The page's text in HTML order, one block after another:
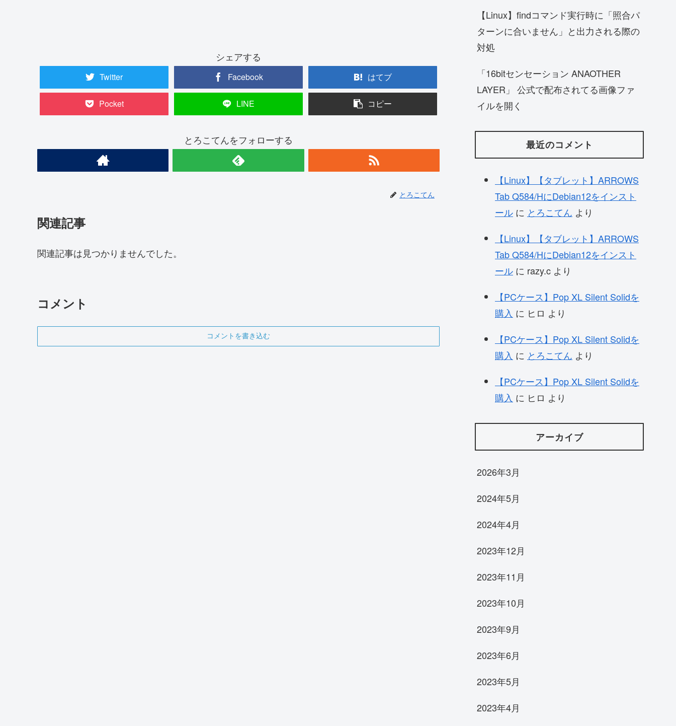
シェアする
Twitter Facebook はてブ
Pocket LINE コピー
とろこてんをフォローする
とろこてん
関連記事
関連記事は見つかりませんでした。
コメント
コメントを書き込む
【Linux】findコマンド実行時に「照合パ
ターンに合いません」と出力される際の
対処
「16bitセンセーション ANAOTHER
LAYER」 公式で配布されてる画像ファ
イルを開く
最近のコメント
【Linux】【タブレット】ARROWS
Tab Q584/HにDebian12をインスト
ール に とろこてん より
【Linux】【タブレット】ARROWS
Tab Q584/HにDebian12をインスト
ール に razy.c より
【PCケース】Pop XL Silent Solidを
購入 に ヒロ より
【PCケース】Pop XL Silent Solidを
購入 に とろこてん より
【PCケース】Pop XL Silent Solidを
購入 に ヒロ より
アーカイブ
2026年3月
2024年5月
2024年4月
2023年12月
2023年11月
2023年10月
2023年9月
2023年6月
2023年5月
2023年4月